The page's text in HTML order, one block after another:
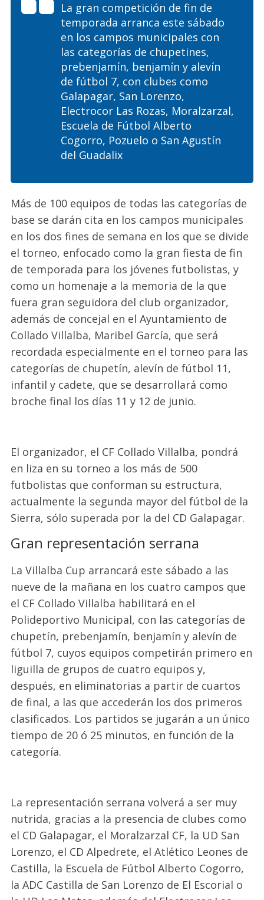
La gran competición de fin de
temporada arranca este sábado
en los campos municipales con
las categorías de chupetines,
prebenjamín, benjamín y alevín
de fútbol 7, con clubes como
Galapagar, San Lorenzo,
Electrocor Las Rozas, Moralzarzal,
Escuela de Fútbol Alberto
Cogorro, Pozuelo o San Agustín
del Guadalix
Más de 100 equipos de todas las categorías de
base se darán cita en los campos municipales
en los dos fines de semana en los que se divide
el torneo, enfocado como la gran fiesta de fin
de temporada para los jóvenes futbolistas, y
como un homenaje a la memoria de la que
fuera gran seguidora del club organizador,
además de concejal en el Ayuntamiento de
Collado Villalba, Maribel García, que será
recordada especialmente en el torneo para las
categorías de chupetín, alevín de fútbol 11,
infantil y cadete, que se desarrollará como
broche final los días 11 y 12 de junio.
El organizador, el CF Collado Villalba, pondrá
en liza en su torneo a los más de 500
futbolistas que conforman su estructura,
actualmente la segunda mayor del fútbol de la
Sierra, sólo superada por la del CD Galapagar.
Gran representación serrana
La Villalba Cup arrancará este sábado a las
nueve de la mañana en los cuatro campos que
el CF Collado Villalba habilitará en el
Polideportivo Municipal, con las categorías de
chupetín, prebenjamín, benjamín y alevín de
fútbol 7, cuyos equipos competirán primero en
liguilla de grupos de cuatro equiposy,
después, en eliminatorias a partir de cuartos
de final, a las que accederán los dos primeros
clasificados. Los partidos se jugarán a un único
tiempo de 20 ó 25 minutos, en función de la
categoría.
La representación serrana volverá a ser muy
nutrida, gracias a la presencia de clubes como
el CD Galapagar, el Moralzarzal CF, la UD San
Lorenzo, el CD Alpedrete, el Atlético Leones de
Castilla, la Escuela de Fútbol Alberto Cogorro,
la ADC Castilla de San Lorenzo de El Escorial o